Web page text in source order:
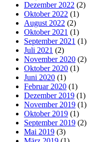
Dezember 2022 (2)
Oktober 2022 (1)
August 2022 (2)
Oktober 2021 (1)
September 2021 (1)
Juli 2021 (2)
November 2020 (2)
Oktober 2020 (1)
Juni 2020 (1)
Februar 2020 (1)
Dezember 2019 (1)
November 2019 (1)
Oktober 2019 (1)
September 2019 (2)
Mai 2019 (3)